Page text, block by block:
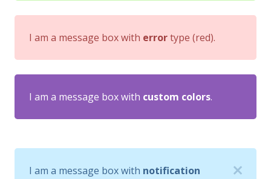
I am a message box with errortype (red).
I am a message box with custom colors.
I am a message box with notification